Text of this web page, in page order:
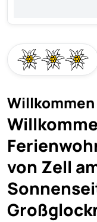
von Zell